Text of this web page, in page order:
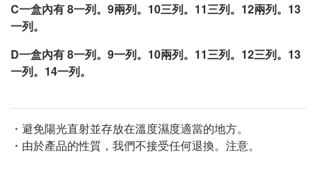
C一盒內有 8一列。9兩列。10三列。11三列。12兩列。13
一列。
D一盒內有 8一列。9一列。10兩列。11三列。12三列。13
一列。14一列。
・避免陽光直射並存放在溫度濕度適當的地方。
・由於產品的性質，我們不接受任何退換。注意。